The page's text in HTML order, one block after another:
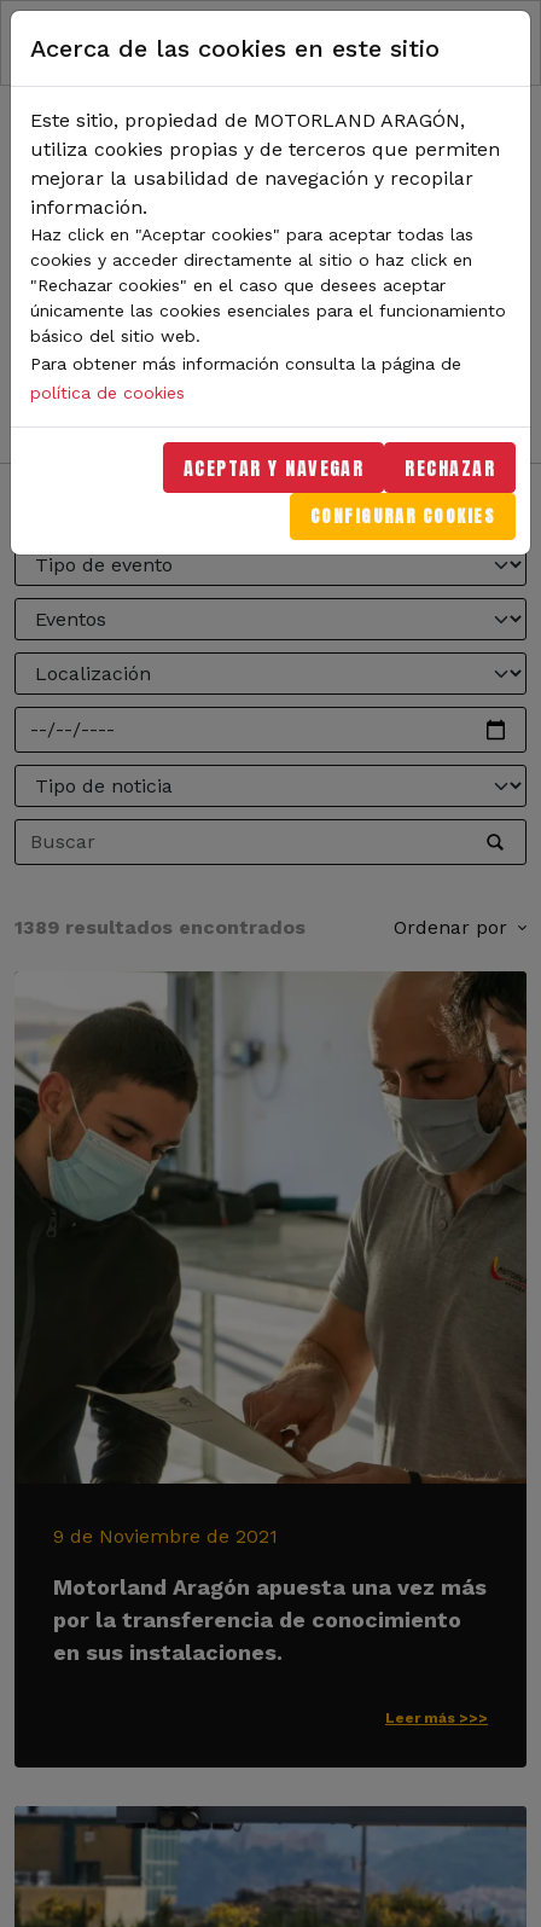
Pasar al contenido principal
RUTA DE NAVEGACIÓN
Inicio Noticias
TODA LA ACTUALIDAD DE
MOTORLAND
Sigue de cerca todas las novedades de MotorLand
Aragón. Aquí encontrarás noticias sobre eventos,
competiciones, pilotos, novedades del circuito y
mucho más. Filtra por categoría o tipo de contenido y
no te pierdas nada del mundo del motor.
1389 resultados encontrados Ordenar por
9 de Noviembre de 2021
Motorland Aragón apuesta una vez más
por la transferencia de conocimiento
en sus instalaciones.
Leer más >>>
Acerca de las cookies en este sitio
Este sitio, propiedad de MOTORLAND ARAGÓN,
utiliza cookies propias y de terceros que permiten
mejorar la usabilidad de navegación y recopilar
información.
Haz click en "Aceptar cookies" para aceptar todas las
cookies y acceder directamente al sitio o haz click en
"Rechazar cookies" en el caso que desees aceptar
únicamente las cookies esenciales para el funcionamiento
básico del sitio web.
Para obtener más información consulta la página de
política de cookies
ACEPTAR Y NAVEGAR RECHAZAR
CONFIGURAR COOKIES